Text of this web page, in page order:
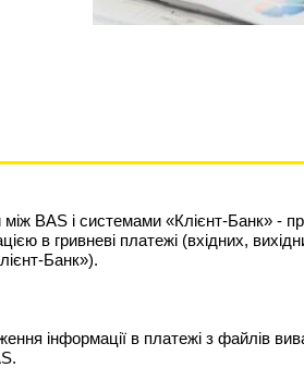
BAS і системами «Клієнт-Банк» -
в гривневі платежі (вхідних,
Банк»).
інформації в платежі з файлів